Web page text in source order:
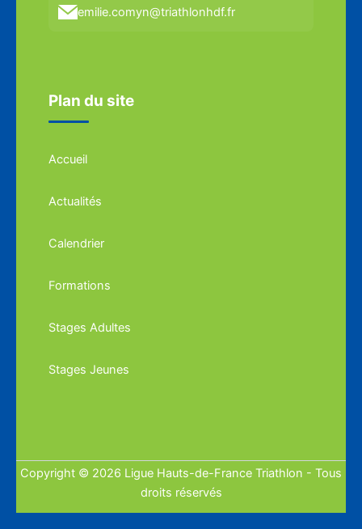
emilie.comyn@triathlonhdf.fr
Plan du site
Accueil
Actualités
Calendrier
Formations
Stages Adultes
Stages Jeunes
Copyright © 2026 Ligue Hauts-de-France Triathlon - Tous
droits réservés